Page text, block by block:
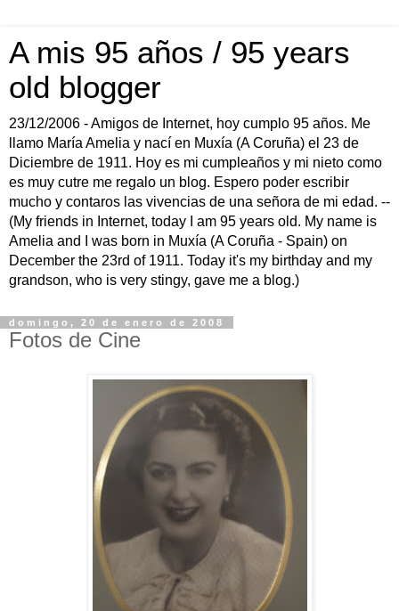
A mis 95 años / 95 years
old blogger
23/12/2006 - Amigos de Internet, hoy cumplo 95 años. Me
llamo María Amelia y nací en Muxía (A Coruña) el 23 de
Diciembre de 1911. Hoy es mi cumpleaños y mi nieto como
es muy cutre me regalo un blog. Espero poder escribir
mucho y contaros las vivencias de una señora de mi edad. --
(My friends in Internet, today I am 95 years old. My name is
Amelia and I was born in Muxía (A Coruña - Spain) on
December the 23rd of 1911. Today it's my birthday and my
grandson, who is very stingy, gave me a blog.)
domingo, 20 de enero de 2008
Fotos de Cine